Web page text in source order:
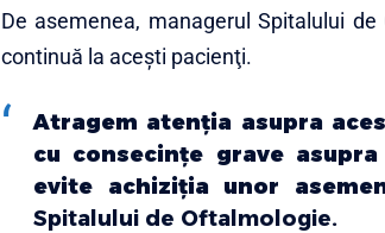
De asemenea, managerul Spitalului
continuă la aceşti pacienţi.
Atragem atenţia asupra
cu consecinţe grave
evite achiziţia unor
Spitalului de Oftalmologie.